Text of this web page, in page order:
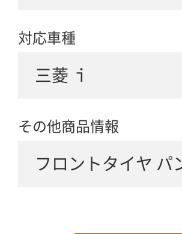
対応車種
三菱 ｉ
その他商品情報
フロントタイヤ パ